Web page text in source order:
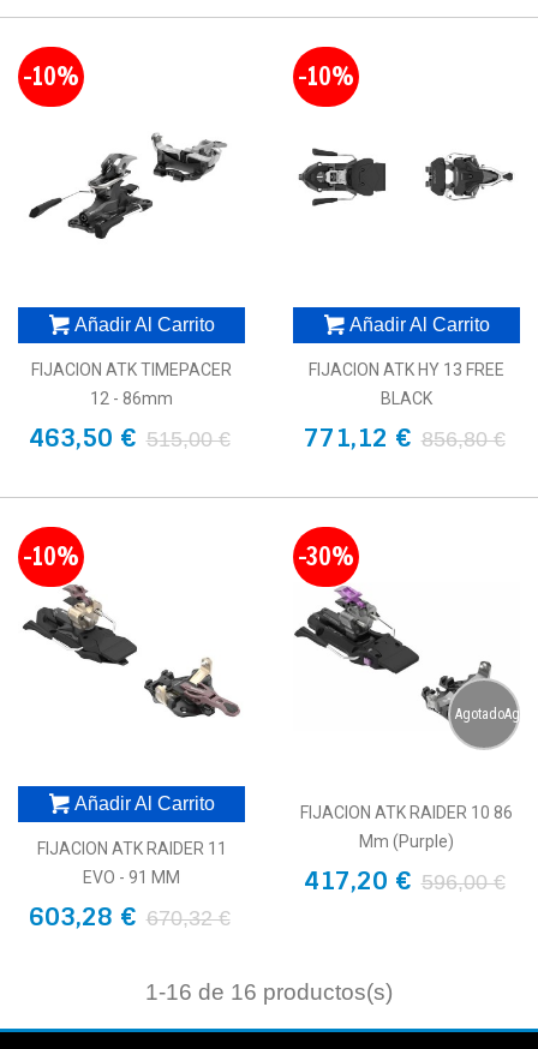
-10%
Añadir Al Carrito
FIJACION ATK TIMEPACER
12 - 86mm
463,50 € 515,00 €
-10%
Añadir Al Carrito
FIJACION ATK HY 13 FREE
BLACK
771,12 € 856,80 €
-10%
Añadir Al Carrito
FIJACION ATK RAIDER 11
EVO - 91 MM
603,28 € 670,32 €
-30%
FIJACION ATK RAIDER 10 86
Mm (Purple)
417,20 € 596,00 €
1-16 de 16 productos(s)